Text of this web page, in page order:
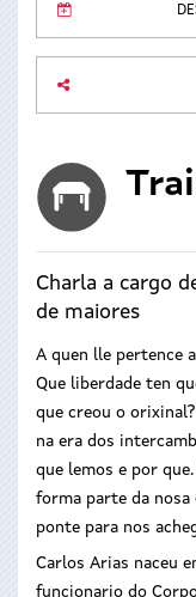
Charla a cargo
de maiores
A quen lle pertence
Que liberdade ten
que creou o
na era dos
que lemos e por
forma parte da nosa
ponte para nos
Carlos Arias naceu
funcionario do